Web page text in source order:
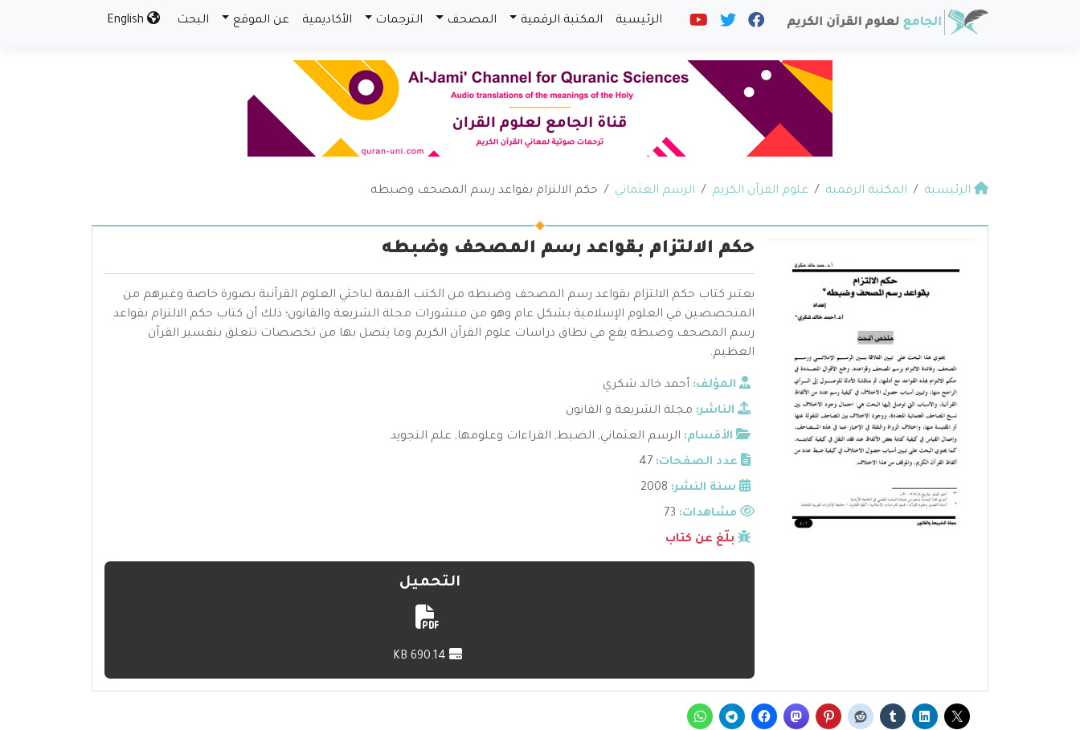
الرئيسية المكتبة الرقمية المصحف الترجمات الأكاديمية عن الموقع البحث
الرئيسية المكتبة الرقمية علوم القرآن الكريم الرسم العثماني حكم الالتزام بقواعد رسم المصحف وضبطه
حكم الالتزام بقواعد رسم المصحف وضبطه
يعتبر كتاب حكم الالتزام بقواعد رسم المصحف وضبطه من الكتب القيمة لباحثي العلوم القرآنية بصورة خاصة وغيرهم من
المتخصصين في العلوم الإسلامية بشكل عام وهو من منشورات مجلة الشريعة والقانون؛ ذلك أن كتاب حكم الالتزام بقواعد
رسم المصحف وضبطه يقع في نطاق دراسات علوم القرآن الكريم وما يتصل بها من تخصصات تتعلق بتفسير القرآن
العظيم.
المؤلف: أحمد خالد شكري
الناشر: مجلة الشريعة و القانون
الأقسام: الرسم العثماني, الضبط, القراءات وعلومها, علم التجويد
عدد الصفحات: 47
سنة النشر: 2008
مشاهدات:
بلّغ عن كتاب
التحميل